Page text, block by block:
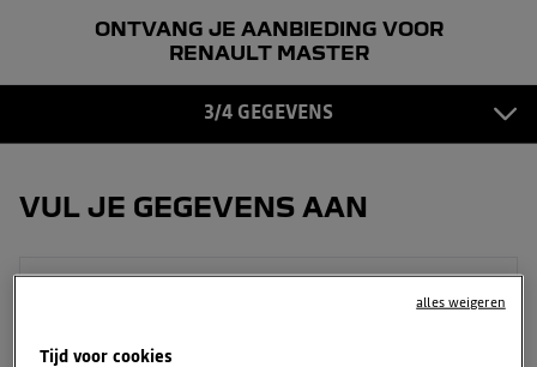
ONTVANG JE AANBIEDING VOOR
RENAULT MASTER
3/4 GEGEVENS
GEGEVENS
VUL JE GEGEVENS AAN
Tijd voor cookies
alles weigeren